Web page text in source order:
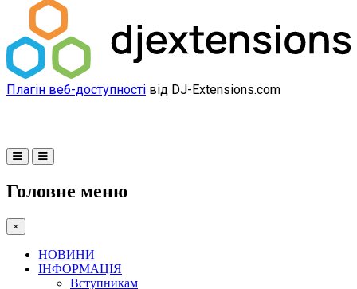
Плагін веб-доступності від DJ-Extensions.com
Головне меню
×
НОВИНИ
ІНФОРМАЦІЯ
Вступникам